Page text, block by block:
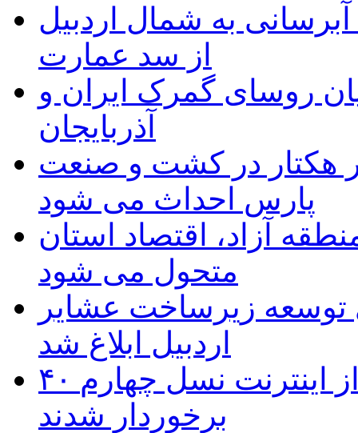
ماده ۲۳ طرح آبرسانی به شمال اردبیل
از سد عمارت
روسای گمرک ایران و
آذربایجان
هکتار در کشت و صنعت
پارس احداث می شود
آزاد، اقتصاد استان
متحول می شود
برای توسعه زیرساخت عشایر
اردبیل ابلاغ شد
۴۰ روستای شهرستان گِرمی از اینترنت نسل چهارم
برخوردار شدند